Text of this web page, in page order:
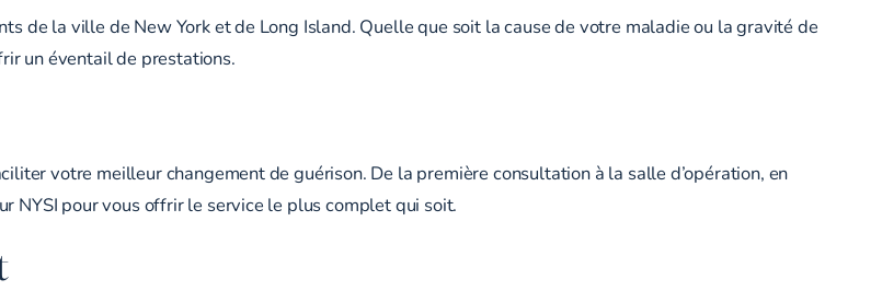
de la ville de New York et de Long Island. Quelle que soit la cause de votre maladie ou la gravité de
un éventail de prestations.
votre meilleur changement de guérison. De la première consultation à la salle d’opération, en
NYSI pour vous offrir le service le plus complet qui soit.